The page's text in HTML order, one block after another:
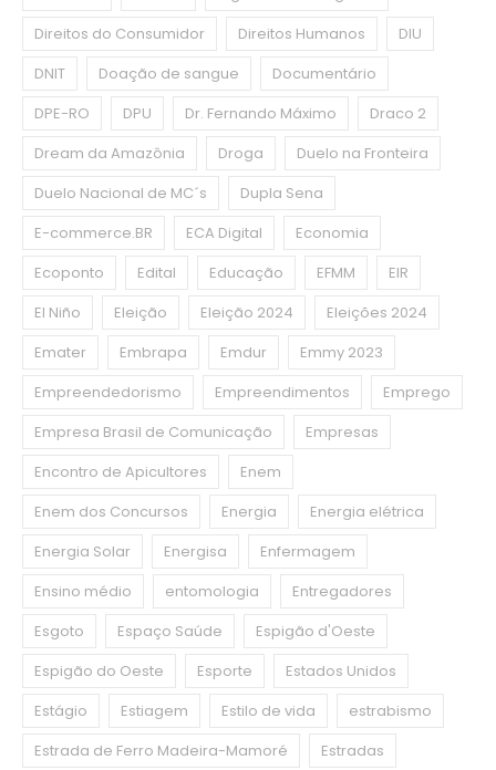
Direitos do Consumidor
Direitos Humanos
DIU
DNIT
Doação de sangue
Documentário
DPE-RO
DPU Dr. Fernando Máximo
Draco 2
Dream da Amazônia
Droga
Duelo na Fronteira
Duelo Nacional de MC´s
Dupla Sena
E-commerce.BR
ECA Digital
Economia
Ecoponto
Edital Educação EFMM
EIR
El Niño
Eleição Eleição 2024
Eleições 2024
Emater
Embrapa Emdur
Emmy 2023
Empreendedorismo
Empreendimentos
Emprego
Empresa Brasil de Comunicação
Empresas
Encontro de Apicultores
Enem
Enem dos Concursos
Energia
Energia elétrica
Energia Solar
Energisa
Enfermagem
Ensino médio
entomologia
Entregadores
Esgoto
Espaço Saúde
Espigão d'Oeste
Espigão do Oeste
Esporte
Estados Unidos
Estágio
Estiagem Estilo de vida
estrabismo
Estrada de Ferro Madeira-Mamoré
Estradas